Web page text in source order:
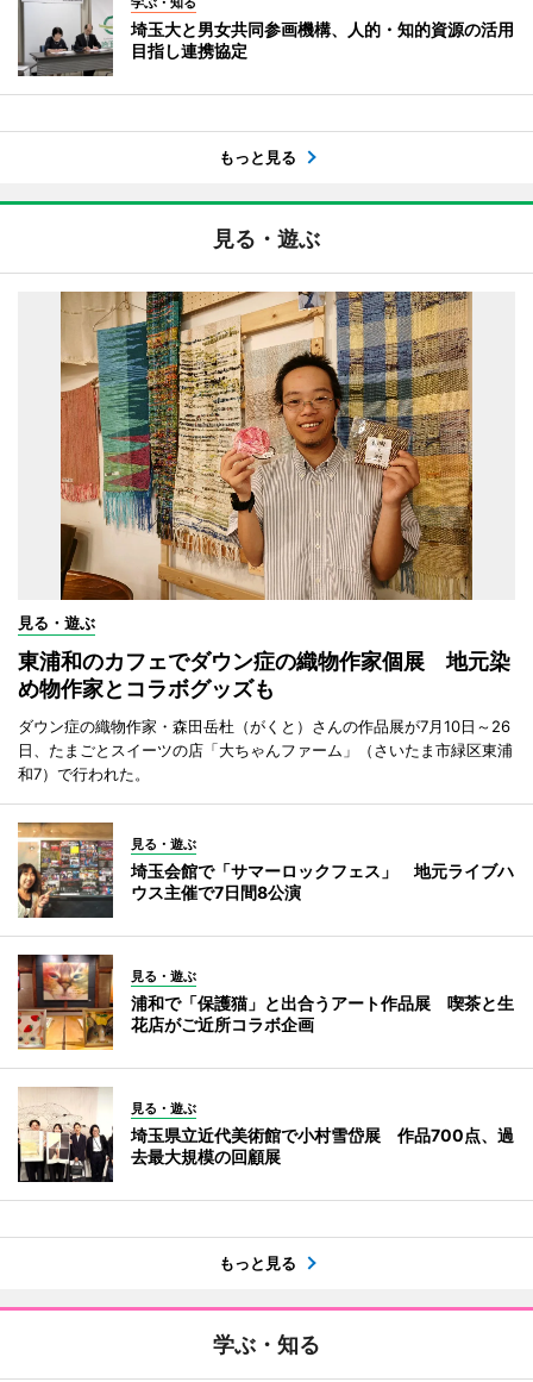
埼玉大と男女共同参画機構、人的・知的資源の活用
目指し連携協定
もっと見る
見る・遊ぶ
見る・遊ぶ
東浦和のカフェでダウン症の織物作家個展 地元染
め物作家とコラボグッズも
ダウン症の織物作家・森田岳杜（がくと）さんの作品展が7月10日～26
日、たまごとスイーツの店「大ちゃんファーム」（さいたま市緑区東浦
和7）で行われた。
見る・遊ぶ
埼玉会館で「サマーロックフェス」 地元ライブハ
ウス主催で7日間8公演
見る・遊ぶ
浦和で「保護猫」と出合うアート作品展 喫茶と生
花店がご近所コラボ企画
見る・遊ぶ
埼玉県立近代美術館で小村雪岱展 作品700点、過
去最大規模の回顧展
もっと見る
学ぶ・知る